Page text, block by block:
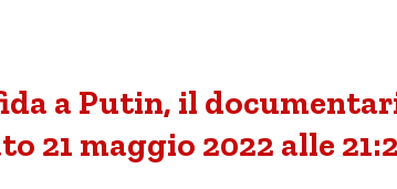
a Putin, il
21 maggio 2022 alle